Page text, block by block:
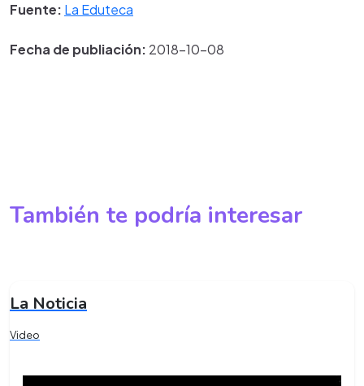
Fuente: La Eduteca
Fecha de publiación: 2018-10-08
También te podría interesar
La Noticia
Video